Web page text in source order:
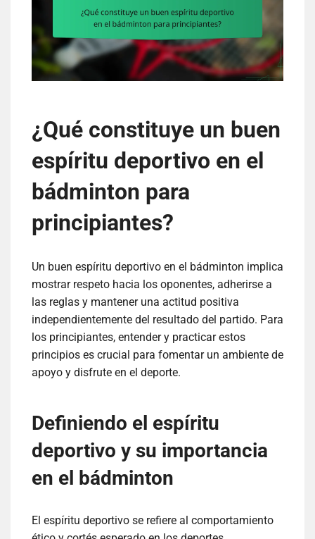
¿Qué constituye un buen
espíritu deportivo en el
bádminton para
principiantes?
Un buen espíritu deportivo en el bádminton implica
mostrar respeto hacia los oponentes, adherirse a
las reglas y mantener una actitud positiva
independientemente del resultado del partido. Para
los principiantes, entender y practicar estos
principios es crucial para fomentar un ambiente de
apoyo y disfrute en el deporte.
Definiendo el espíritu
deportivo y su importancia
en el bádminton
El espíritu deportivo se refiere al comportamiento